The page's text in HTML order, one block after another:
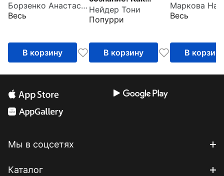
Практики
трансформации
Борзенко Анастасия
Весь
В корзину
осознанность
преобразит вашу
Нейдер Тони
Попурри
В корзину
системных
расстановок
Весь
В корзину
Мы в соцсетях
Каталог